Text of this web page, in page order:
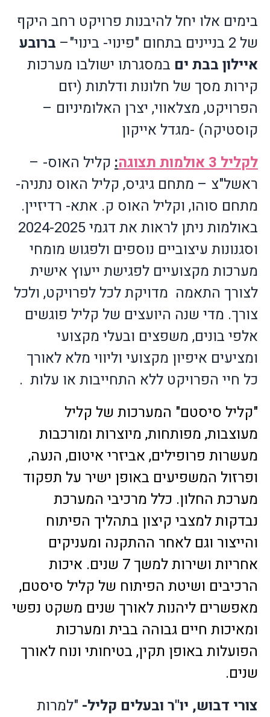
בימים אלו יחל להיבנות פרויקט רחב היקף
של 2 בניינים בתחום "פינוי- בינוי"–
ברובע
איילון בבת ים במסגרתו ישולבו מערכות
קירות מסך של חלונות ודלתות (יזם
הפרויקט, מצלאווי, יצרן האלומיניום –
קוסטיקה) -מגדל אייקון
לקליל 3 אולמות תצוגה
: קליל האוס- –
ראשל"צ – מתחם גיגיס, קליל האוס נתניה-
מתחם סוהו, וקליל האוס ק. אתא- רדיזיין.
באולמות ניתן לראות את דגמי 2024-2025
וסגנונות עיצוביים נוספים ולפגוש מומחי
מערכות מקצועיים לפגישת ייעוץ אישית
לצורך התאמה מדויקת לכל לפרויקט, ולכל
צורך. מדי שנה היועצים של קליל פוגשים
אלפי בונים, משפצים ובעלי מקצועי
ומציעים איפיון מקצועי וליווי מלא לאורך
כל חיי הפרויקט ללא התחייבות או עלות .
"קליל סיסטם" המערכות של קליל
מעוצבות, מפותחות, מיוצרות ומורכבות
מעשרות פרופילים, אביזרי איטום, הנעה,
ופרזול המשפיעים באופן ישיר על תפקוד
מערכת החלון. כלל מרכיבי המערכת
נבדקות למצבי קיצון בתהליך הפיתוח
והייצור וגם לאחר ההתקנה ומעניקים
אחריות ושירות למשך 7 שנים. איכות
הרכיבים ושיטת הפיתוח של קליל סיסטם,
מאפשרים ליהנות לאורך שנים משקט נפשי
ומאיכות חיים גבוהה בבית ומערכות
הפועלות באופן תקין, בטיחותי ונוח לאורך
שנים.
צורי דבוש, יו"ר ובעלים קליל- "למרות